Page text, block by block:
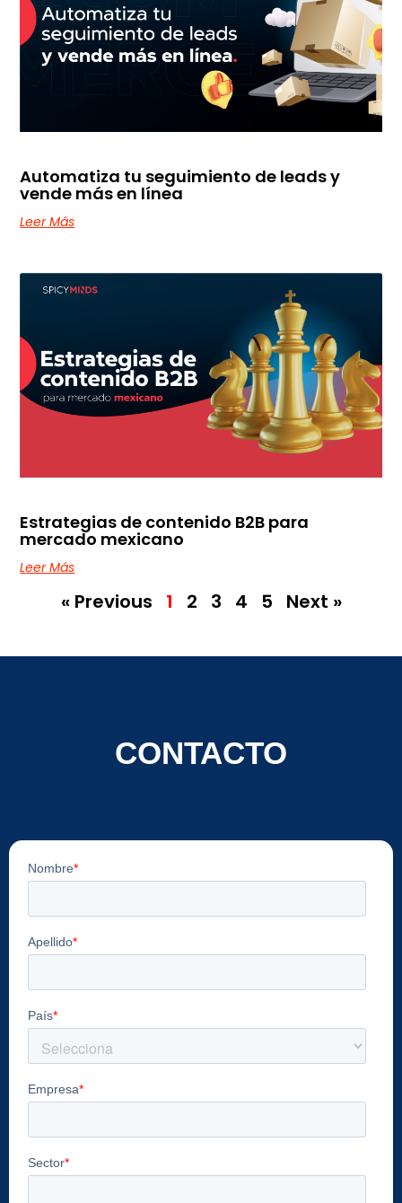
Automatiza tu seguimiento de leads y
vende más en línea
Leer Más
Estrategias de contenido B2B para
mercado mexicano
Leer Más
« Previous 1 2 3 4 5 Next »
CONTACTO